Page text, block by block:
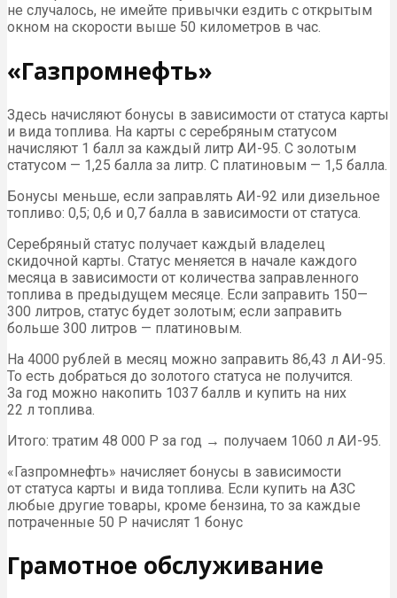
не случалось, не имейте привычки ездить с открытым
окном на скорости выше 50 километров в час.
«Газпромнефть»
Здесь начисляют бонусы в зависимости от статуса карты
и вида топлива. На карты с серебряным статусом
начисляют 1 балл за каждый литр АИ-95. С золотым
статусом — 1,25 балла за литр. С платиновым — 1,5 балла.
Бонусы меньше, если заправлять АИ-92 или дизельное
топливо: 0,5; 0,6 и 0,7 балла в зависимости от статуса.
Серебряный статус получает каждый владелец
скидочной карты. Статус меняется в начале каждого
месяца в зависимости от количества заправленного
топлива в предыдущем месяце. Если заправить 150—
300 литров, статус будет золотым; если заправить
больше 300 литров — платиновым.
На 4000 рублей в месяц можно заправить 86,43 л АИ-95.
То есть добраться до золотого статуса не получится.
За год можно накопить 1037 баллв и купить на них
22 л топлива.
Итого: тратим 48 000 Р за год → получаем 1060 л АИ-95.
«Газпромнефть» начисляет бонусы в зависимости
от статуса карты и вида топлива. Если купить на АЗС
любые другие товары, кроме бензина, то за каждые
потраченные 50 Р начислят 1 бонус
Грамотное обслуживание